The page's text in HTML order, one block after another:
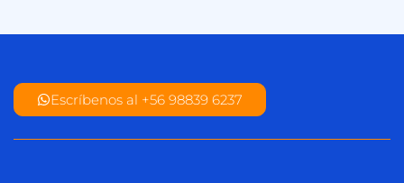
Escríbenos al +56 98839 6237